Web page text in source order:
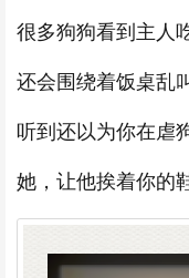
很多狗狗看到主人
还会围绕着饭桌乱
听到还以为你在虐
她，让他挨着你的